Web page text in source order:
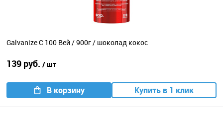
Galvanize C 100 Вей / 900г / шоколад кокос
139 руб. / шт
В корзину Купить в 1 клик